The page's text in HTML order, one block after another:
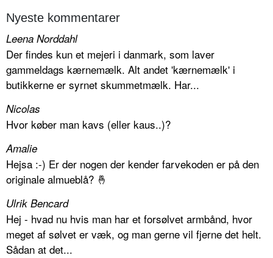
Nyeste kommentarer
Leena Norddahl
Der findes kun et mejeri i danmark, som laver
gammeldags kærnemælk. Alt andet 'kærnemælk' i
butikkerne er syrnet skummetmælk. Har...
Nicolas
Hvor køber man kavs (eller kaus..)?
Amalie
Hejsa :-) Er der nogen der kender farvekoden er på den
originale almueblå? 🤞
Ulrik Bencard
Hej - hvad nu hvis man har et forsølvet armbånd, hvor
meget af sølvet er væk, og man gerne vil fjerne det helt.
Sådan at det...